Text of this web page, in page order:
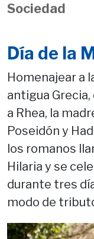
Sociedad
Día de la
Homenajear a
antigua
a Rhea, la
Poseidón y
los romanos
Hilaria y se
durante tres
modo de